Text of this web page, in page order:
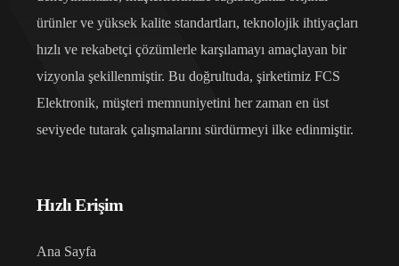
ürünler ve yüksek kalite standartları, teknolojik ihtiyaçları
hızlı ve rekabetçi çözümlerle karşılamayı amaçlayan bir
vizyonla şekillenmiştir. Bu doğrultuda, şirketimiz FCS
Elektronik, müşteri memnuniyetini her zaman en üst
seviyede tutarak çalışmalarını sürdürmeyi ilke edinmiştir.
Hızlı Erişim
Ana Sayfa